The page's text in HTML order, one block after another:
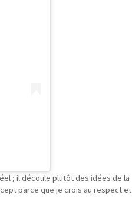
; il découle plutôt des idées de la
parce que je crois au respect et